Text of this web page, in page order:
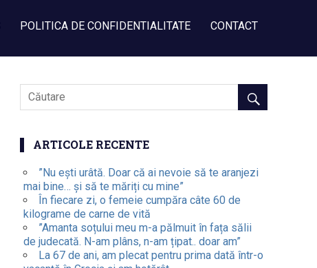
POLITICA DE CONFIDENTIALITATE CONTACT
ARTICOLE RECENTE
”Nu ești urâtă. Doar că ai nevoie să te aranjezi
mai bine… și să te măriți cu mine”
În fiecare zi, o femeie cumpăra câte 60 de
kilograme de carne de vită
”Amanta soțului meu m-a pălmuit în fața sălii
de judecată. N-am plâns, n-am țipat.. doar am”
La 67 de ani, am plecat pentru prima dată într-o